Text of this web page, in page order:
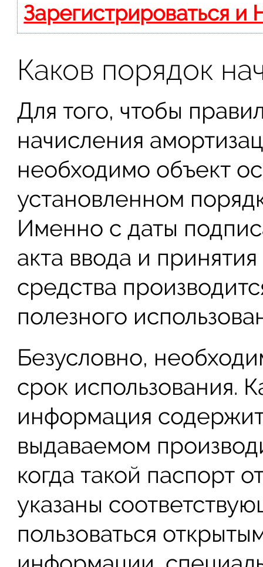
Зарегистрироваться и
Каков порядок
Для того, чтобы
начисления
необходимо объект
установленном
Именно с даты
акта ввода и
средства
полезного
Безусловно,
срок использования.
информация
выдаваемом
когда такой паспорт
указаны
пользоваться